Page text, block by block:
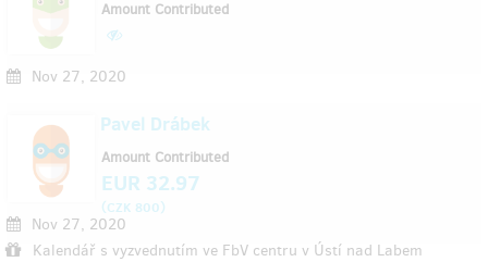
Nov 27, 2020
Amount Contributed
Pavel Drábek
Nov 27, 2020
Kalendář s vyzvednutím ve FbV centru v Ústí nad Labem
Amount Contributed
EUR 32.97
(CZK 800)